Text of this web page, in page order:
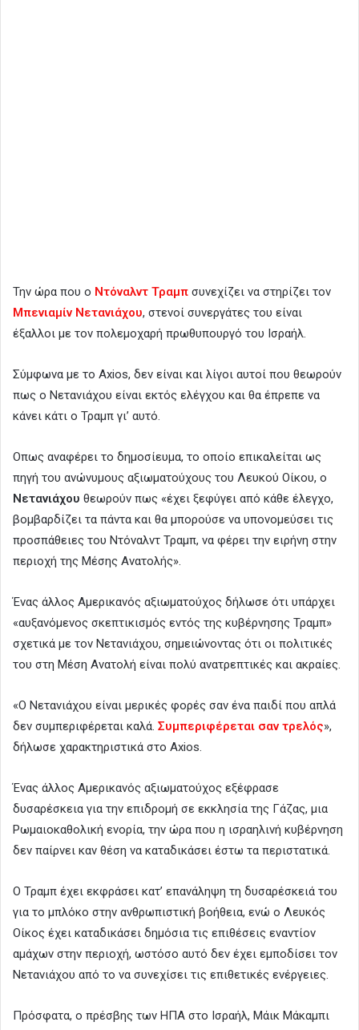
Την ώρα που ο Ντόναλντ Τραμπ συνεχίζει να στηρίζει τον
Μπενιαμίν Νετανιάχου, στενοί συνεργάτες του είναι
έξαλλοι με τον πολεμοχαρή πρωθυπουργό του Ισραήλ.
Σύμφωνα με το Axios, δεν είναι και λίγοι αυτοί που θεωρούν
πως ο Νετανιάχου είναι εκτός ελέγχου και θα έπρεπε να
κάνει κάτι ο Τραμπ γι’ αυτό.
Οπως αναφέρει το δημοσίευμα, το οποίο επικαλείται ως
πηγή του ανώνυμους αξιωματούχους του Λευκού Οίκου, ο
Νετανιάχου θεωρούν πως «έχει ξεφύγει από κάθε έλεγχο,
βομβαρδίζει τα πάντα και θα μπορούσε να υπονομεύσει τις
προσπάθειες του Ντόναλντ Τραμπ, να φέρει την ειρήνη στην
περιοχή της Μέσης Ανατολής».
Ένας άλλος Αμερικανός αξιωματούχος δήλωσε ότι υπάρχει
«αυξανόμενος σκεπτικισμός εντός της κυβέρνησης Τραμπ»
σχετικά με τον Νετανιάχου, σημειώνοντας ότι οι πολιτικές
του στη Μέση Ανατολή είναι πολύ ανατρεπτικές και ακραίες.
«Ο Νετανιάχου είναι μερικές φορές σαν ένα παιδί που απλά
δεν συμπεριφέρεται καλά. Συμπεριφέρεται σαν τρελός»,
δήλωσε χαρακτηριστικά στο Axios.
Ένας άλλος Αμερικανός αξιωματούχος εξέφρασε
δυσαρέσκεια για την επιδρομή σε εκκλησία της Γάζας, μια
Ρωμαιοκαθολική ενορία, την ώρα που η ισραηλινή κυβέρνηση
δεν παίρνει καν θέση να καταδικάσει έστω τα περιστατικά.
Ο Τραμπ έχει εκφράσει κατ’ επανάληψη τη δυσαρέσκειά του
για το μπλόκο στην ανθρωπιστική βοήθεια, ενώ ο Λευκός
Οίκος έχει καταδικάσει δημόσια τις επιθέσεις εναντίον
αμάχων στην περιοχή, ωστόσο αυτό δεν έχει εμποδίσει τον
Νετανιάχου από το να συνεχίσει τις επιθετικές ενέργειες.
Πρόσφατα, ο πρέσβης των ΗΠΑ στο Ισραήλ, Μάικ Μάκαμπι